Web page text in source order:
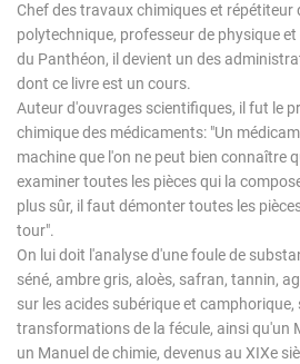
Chef des travaux chimiques et répétiteur
polytechnique, professeur de physique
du Panthéon, il devient un des
dont ce livre est un cours.
Auteur d'ouvrages scientifiques, il fut le
chimique des médicaments: "Un
machine que l'on ne peut bien connaître
examiner toutes les pièces qui la
plus sûr, il faut démonter toutes les
tour".
On lui doit l'analyse d'une foule de
séné, ambre gris, aloès, safran, tannin,
sur les acides subérique et camphorique,
transformations de la fécule, ainsi qu'un
un Manuel de chimie, devenus au XIXe